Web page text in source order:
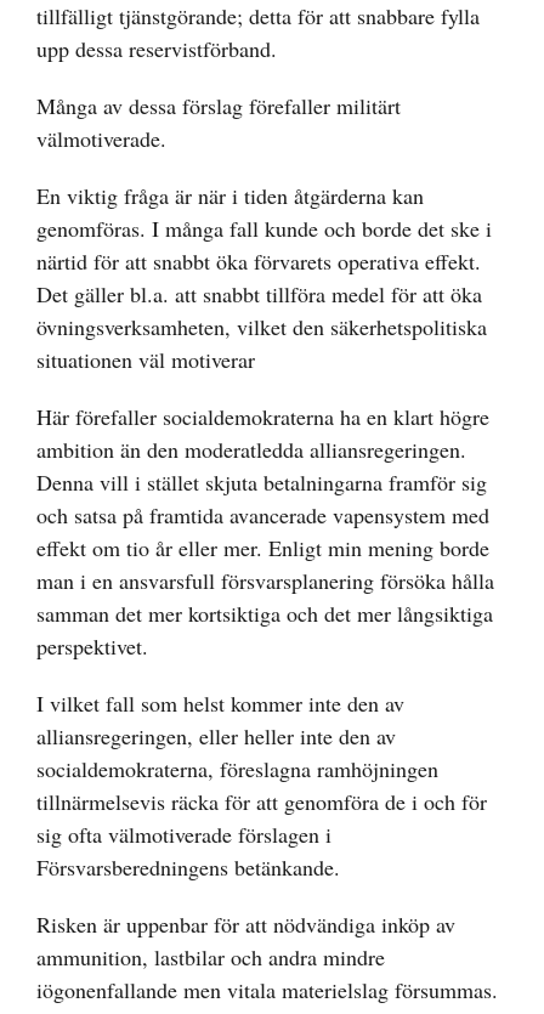
tillfälligt tjänstgörande; detta för att snabbare fylla
upp dessa reservistförband.
Många av dessa förslag förefaller militärt
välmotiverade.
En viktig fråga är när i tiden åtgärderna kan
genomföras. I många fall kunde och borde det ske i
närtid för att snabbt öka förvarets operativa effekt.
Det gäller bl.a. att snabbt tillföra medel för att öka
övningsverksamheten, vilket den säkerhetspolitiska
situationen väl motiverar
Här förefaller socialdemokraterna ha en klart högre
ambition än den moderatledda alliansregeringen.
Denna vill i stället skjuta betalningarna framför sig
och satsa på framtida avancerade vapensystem med
effekt om tio år eller mer. Enligt min mening borde
man i en ansvarsfull försvarsplanering försöka hålla
samman det mer kortsiktiga och det mer långsiktiga
perspektivet.
I vilket fall som helst kommer inte den av
alliansregeringen, eller heller inte den av
socialdemokraterna, föreslagna ramhöjningen
tillnärmelsevis räcka för att genomföra de i och för
sig ofta välmotiverade förslagen i
Försvarsberedningens betänkande.
Risken är uppenbar för att nödvändiga inköp av
ammunition, lastbilar och andra mindre
iögonenfallande men vitala materielslag försummas.